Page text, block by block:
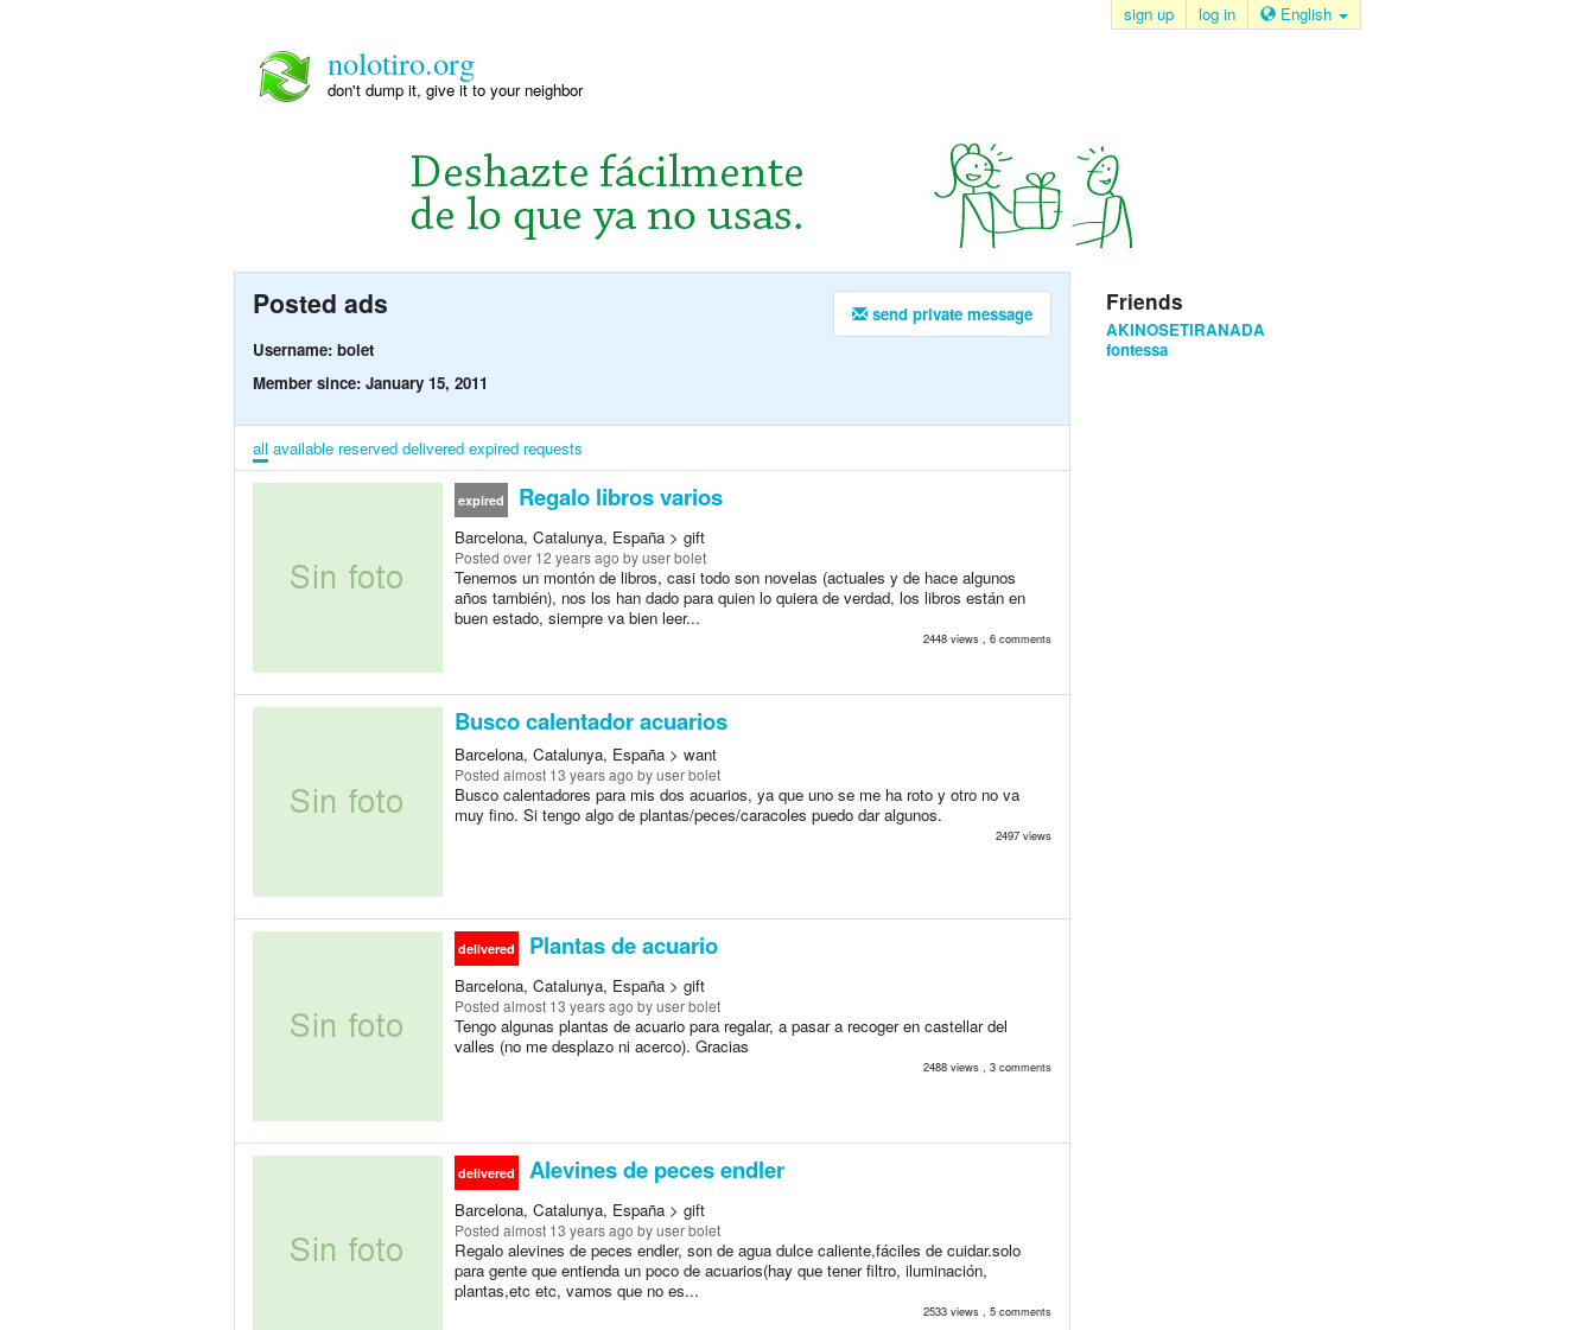
sign up log in English
nolotiro.org
don't dump it, give it to your neighbor
send private message
Posted ads
Username: bolet
Member since: January 15, 2011
all available reserved delivered expired requests
expired Regalo libros varios
Barcelona, Catalunya, España > gift
Posted over 12 years ago by user bolet
Tenemos un montón de libros, casi todo son novelas (actuales y de hace algunos
años también), nos los han dado para quien lo quiera de verdad, los libros están en
buen estado, siempre va bien leer...
2448 views , 6 comments
Busco calentador acuarios
Barcelona, Catalunya, España > want
Posted almost 13 years ago by user bolet
Busco calentadores para mis dos acuarios, ya que uno se me ha roto y otro no va
muy fino. Si tengo algo de plantas/peces/caracoles puedo dar algunos.
2497 views
delivered Plantas de acuario
Barcelona, Catalunya, España > gift
Posted almost 13 years ago by user bolet
Tengo algunas plantas de acuario para regalar, a pasar a recoger en castellar del
valles (no me desplazo ni acerco). Gracias
2488 views , 3 comments
delivered Alevines de peces endler
Barcelona, Catalunya, España > gift
Posted almost 13 years ago by user bolet
Regalo alevines de peces endler, son de agua dulce caliente,fáciles de cuidar.solo
para gente que entienda un poco de acuarios(hay que tener filtro, iluminación,
plantas,etc etc, vamos que no es...
2533 views , 5 comments
Friends
AKINOSETIRANADA
fontessa